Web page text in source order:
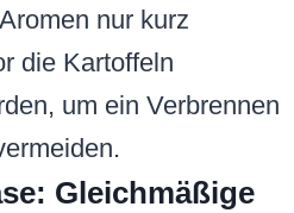
nur kurz
die Kartoffeln
um ein Verbrennen
Gleichmäßige